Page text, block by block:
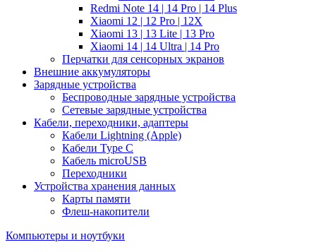
Redmi Note 14 | 14 Pro | 14 Plus
Xiaomi 12 | 12 Pro | 12X
Xiaomi 13 | 13 Lite | 13 Pro
Xiaomi 14 | 14 Ultra | 14 Pro
Перчатки для сенсорных экранов
Внешние аккумуляторы
Зарядные устройства
Беспроводные зарядные устройства
Сетевые зарядные устройства
Кабели, переходники, адаптеры
Кабели Lightning (Apple)
Кабели Type C
Кабель microUSB
Переходники
Устройства хранения данных
Карты памяти
Флеш-накопители
Компьютеры и ноутбуки